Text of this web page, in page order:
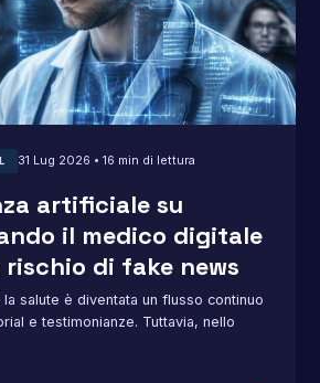
31 Lug 2026 • 16 min di lettura
artificiale su
il medico digitale
di fake news
salute è diventata un flusso continuo
e testimonianze. Tuttavia, nello